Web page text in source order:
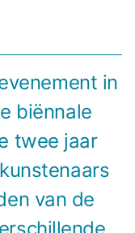
in
biënnale
twee jaar
van de